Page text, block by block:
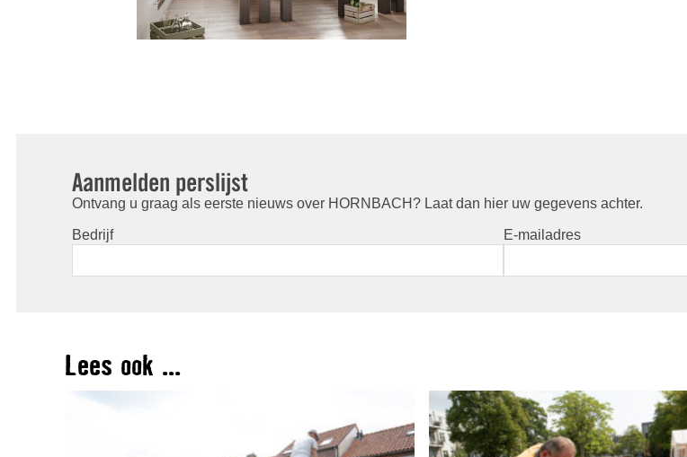
Aanmelden perslijst
Ontvang u graag als eerste nieuws over HORNBACH? Laat dan hier uw gegevens achter.
Bedrijf E-mailadres
Lees ook ...